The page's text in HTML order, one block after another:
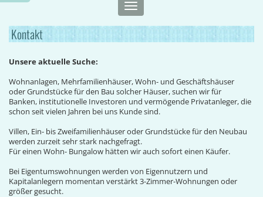
Toggle
navigation
Kontakt
Unsere aktuelle Suche:
Wohnanlagen, Mehrfamilienhäuser, Wohn- und Geschäftshäuser
oder Grundstücke für den Bau solcher Häuser, suchen wir für
Banken, institutionelle Investoren und vermögende Privatanleger, die
schon seit vielen Jahren bei uns Kunde sind.
Villen, Ein- bis Zweifamilienhäuser oder Grundstücke für den Neubau
werden zurzeit sehr stark nachgefragt.
Für einen Wohn- Bungalow hätten wir auch sofort einen Käufer.
Bei Eigentumswohnungen werden von Eigennutzern und
Kapitalanlegern momentan verstärkt 3-Zimmer-Wohnungen oder
größer gesucht.